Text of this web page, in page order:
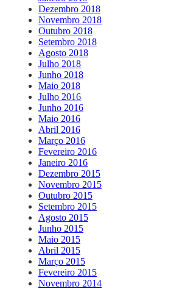
Dezembro 2018
Novembro 2018
Outubro 2018
Setembro 2018
Agosto 2018
Julho 2018
Junho 2018
Maio 2018
Julho 2016
Junho 2016
Maio 2016
Abril 2016
Março 2016
Fevereiro 2016
Janeiro 2016
Dezembro 2015
Novembro 2015
Outubro 2015
Setembro 2015
Agosto 2015
Junho 2015
Maio 2015
Abril 2015
Março 2015
Fevereiro 2015
Novembro 2014